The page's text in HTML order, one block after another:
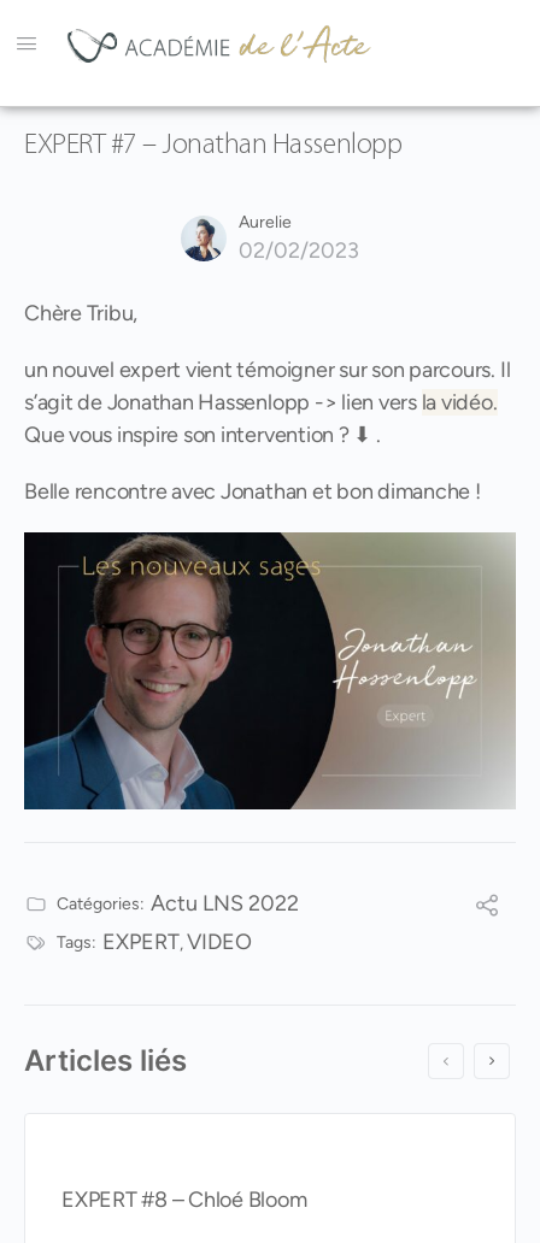
EXPERT #7 – Jonathan Hassenlopp
Aurelie
02/02/2023
Chère Tribu,
un nouvel expert vient témoigner sur son parcours. Il
s’agit de Jonathan Hassenlopp -> lien vers la vidéo.
Que vous inspire son intervention ? ⬇ .
Belle rencontre avec Jonathan et bon dimanche !
Catégories: Actu LNS 2022
Tags: EXPERT,VIDEO
Articles liés
EXPERT #8 – Chloé Bloom